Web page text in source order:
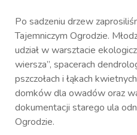
Po sadzeniu drzew
Tajemniczym Ogrodzie.
udział w warsztacie
wiersza”, spacerach
pszczołach i łąkach
domków dla owadów oraz
dokumentacji starego ula
Ogrodzie.